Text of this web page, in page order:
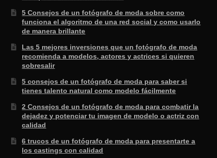
5 Consejos de un fotógrafo de moda sobre como
funciona el algoritmo de una red social y como usarlo
de manera brillante
Las 5 mejores inversiones que un fotógrafo de moda
recomienda a modelos, actores y actrices si quieren
sobresalir
5 consejos de un fotógrafo de moda para saber si
tienes talento natural como modelo fácilmente
2 Consejos de un fotógrafo de moda para combatir la
dejadez y potenciar tu imagen de modelo o actriz con
calidad
6 trucos de un fotógrafo de moda para presentarte a
los castings con calidad